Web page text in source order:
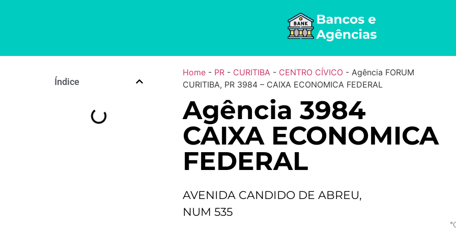
Índice
Home- PR- CURITIBA - CENTRO CÍVICO- Agência FORUM
CURITIBA, PR 3984 – CAIXA ECONOMICA FEDERAL
Agência 3984
CAIXA ECONOMICA
FEDERAL
AVENIDA CANDIDO DE ABREU,
NUM 535